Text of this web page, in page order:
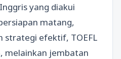
yang diakui
matang,
strategi efektif, TOEFL
melainkan jembatan